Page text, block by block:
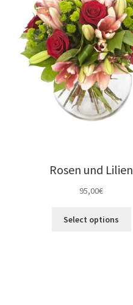
Rosen und Lilien
95,00€
Select options